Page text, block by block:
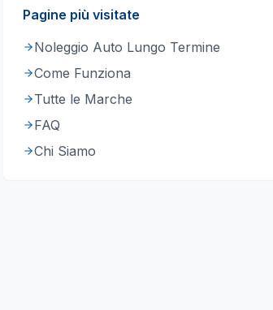
Pagine più visitate
Noleggio Auto Lungo Termine
Come Funziona
Tutte le Marche
FAQ
Chi Siamo